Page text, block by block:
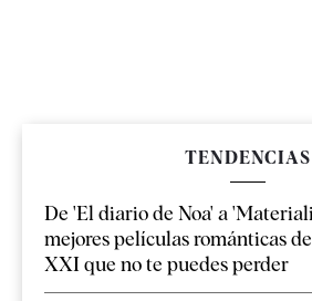
TENDENCIAS
De 'El diario de Noa' a
mejores películas románticas
XXI que no te puedes perder